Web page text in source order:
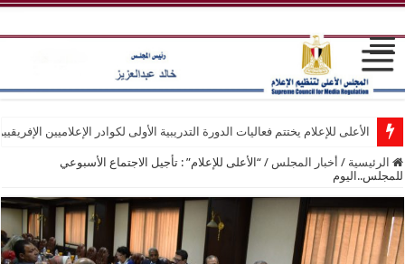
الأعلى للإعلام يختتم فعاليات الدورة التدريبية الأولى لكوادر الإعلاميين
الرئيسية / أخبار المجلس / “الأعلى للإعلام” : تأجيل الاجتماع الأسبوعي
للمجلس..اليوم